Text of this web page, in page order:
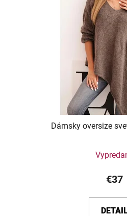
Dámsky oversize
€37